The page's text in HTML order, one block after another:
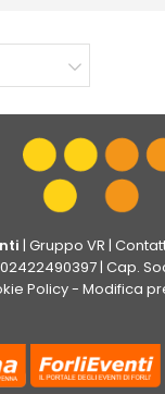
| Gruppo VR |
02422490397 | Cap.
Policy- Modifica